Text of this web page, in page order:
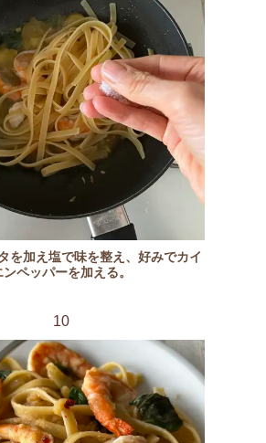
を加え塩で味を整え、好みでカイ
ンペッパーを加える。
10